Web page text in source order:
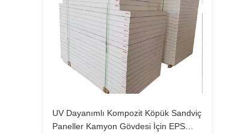
UV Dayanımlı Kompozit Köpük Sandviç
Paneller Kamyon Gövdesi İçin EPS